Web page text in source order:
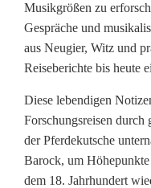
e
r
t
P
u
b
Musikgrößen zu
Gespräche und
aus Neugier, Witz und
Reiseberichte bis heute
Diese lebendigen
Forschungsreisen
der Pferdekutsche
Barock, um
dem 18. Jahrhundert